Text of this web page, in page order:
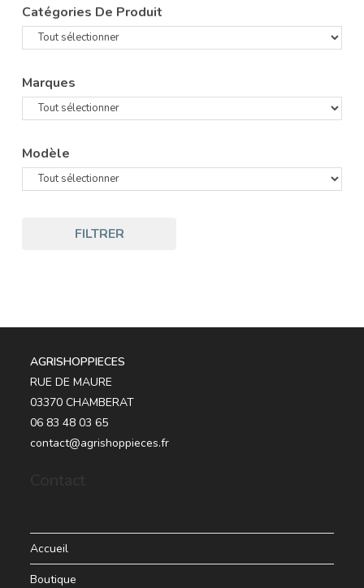
Catégories De Produit
Marques
Modèle
FILTRER
AGRISHOPPIECES
RUE DE MAURE
03370 CHAMBERAT
06 83 48 03 65
contact@agrishoppieces.fr
Accueil
Boutique